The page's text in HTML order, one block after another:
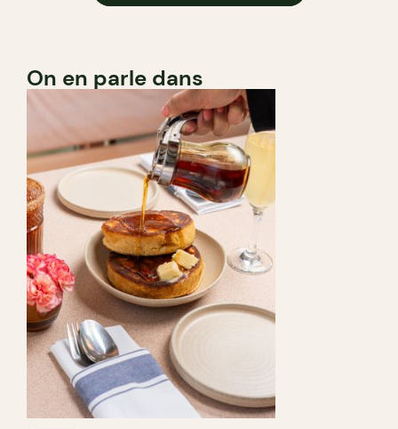
On en parle dans